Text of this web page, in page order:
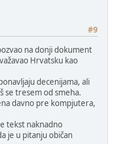
#9
na donji dokument
Hrvatsku kao
decenijama, ali
se tresem od smeha.
davno pre kompjutera,
tekst naknadno
je u pitanju običan